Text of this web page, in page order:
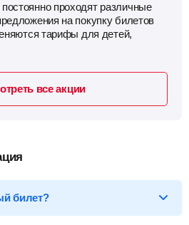
проходят различные
на покупку билетов
тарифы для детей,
все акции
билет?